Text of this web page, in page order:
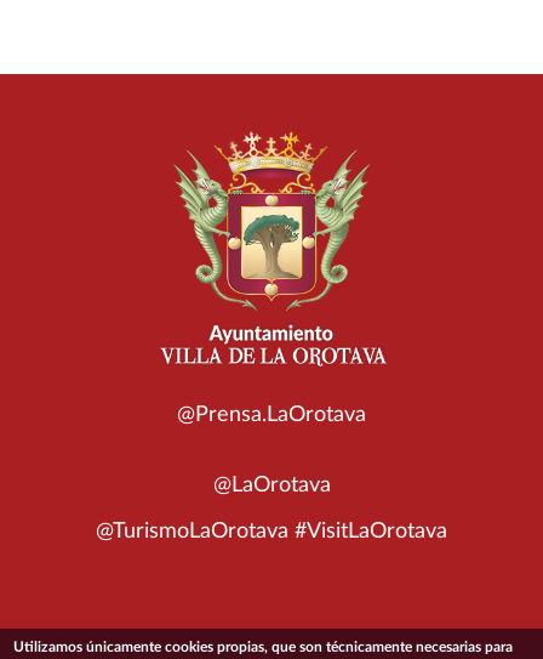
@Prensa.LaOrotava
@LaOrotava
@TurismoLaOrotava #VisitLaOrotava
Utilizamos únicamente cookies propias, que son técnicamente necesarias para